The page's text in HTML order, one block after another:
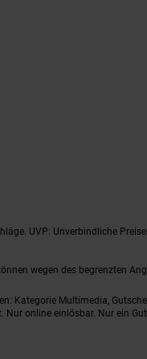
UVP: Unverbindliche
wegen des begrenzten
Multimedia,
online einlösbar. Nur ein